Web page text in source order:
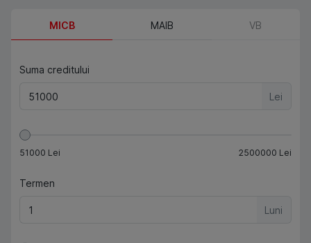
MICB MAIB VB
Suma creditului
Lei
51000 Lei 2500000 Lei
Termen
Luni